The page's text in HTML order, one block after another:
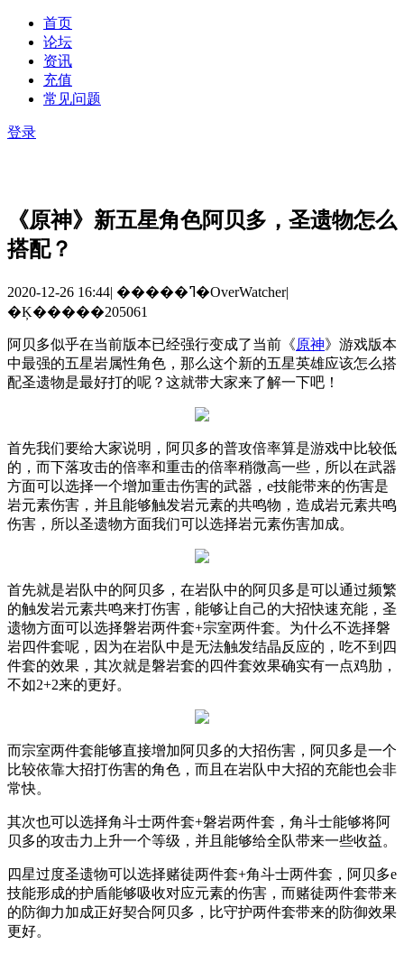
首页
论坛
资讯
充值
常见问题
登录
《原神》新五星角色阿贝多，圣遗物怎么
搭配？
2020-12-26 16:44| �����ߣ�OverWatcher|
�Ķ�����205061
阿贝多似乎在当前版本已经强行变成了当前《原神》游戏版本
中最强的五星岩属性角色，那么这个新的五星英雄应该怎么搭
配圣遗物是最好打的呢？这就带大家来了解一下吧！
首先我们要给大家说明，阿贝多的普攻倍率算是游戏中比较低
的，而下落攻击的倍率和重击的倍率稍微高一些，所以在武器
方面可以选择一个增加重击伤害的武器， e技能带来的伤害是
岩元素伤害，并且能够触发岩元素的共鸣物，造成岩元素共鸣
伤害，所以圣遗物方面我们可以选择岩元素伤害加成。
首先就是岩队中的阿贝多，在岩队中的阿贝多是可以通过频繁
的触发岩元素共鸣来打伤害，能够让自己的大招快速充能，圣
遗物方面可以选择磐岩两件套+宗室两件套。为什么不选择磐
岩四件套呢，因为在岩队中是无法触发结晶反应的，吃不到四
件套的效果，其次就是磐岩套的四件套效果确实有一点鸡肋，
不如2+2来的更好。
而宗室两件套能够直接增加阿贝多的大招伤害，阿贝多是一个
比较依靠大招打伤害的角色，而且在岩队中大招的充能也会非
常快。
其次也可以选择角斗士两件套+磐岩两件套，角斗士能够将阿
贝多的攻击力上升一个等级，并且能够给全队带来一些收益。
四星过度圣遗物可以选择赌徒两件套+角斗士两件套，阿贝多e
技能形成的护盾能够吸收对应元素的伤害，而赌徒两件套带来
的防御力加成正好契合阿贝多，比守护两件套带来的防御效果
更好。